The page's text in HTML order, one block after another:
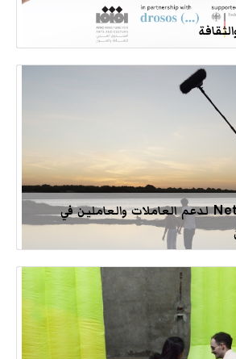
برنامج آفاق -Netflix لدعم العاملات والعاملين في